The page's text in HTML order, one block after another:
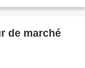
de marché